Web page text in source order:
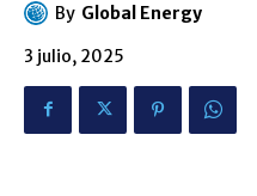
By Global Energy
3 julio, 2025